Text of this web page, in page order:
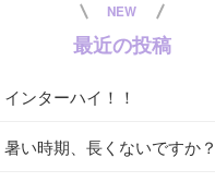
NEW
最近の投稿
インターハイ！！
暑い時期、長くないですか？